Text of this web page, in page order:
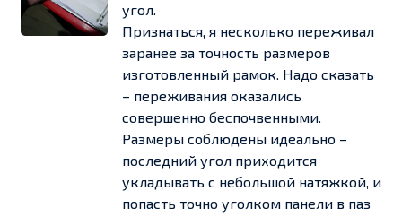
угол.
Признаться, я несколько переживал
заранее за точность размеров
изготовленный рамок. Надо сказать
– переживания оказались
совершенно беспочвенными.
Размеры соблюдены идеально –
последний угол приходится
укладывать с небольшой натяжкой, и
попасть точно уголком панели в паз